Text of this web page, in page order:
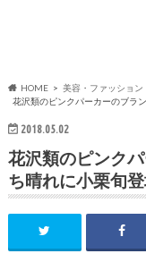
HOME
美容・ファッション
花沢類のピンクパーカーのブラ
2018.05.02
花沢類のピンク
ち晴れに小栗旬